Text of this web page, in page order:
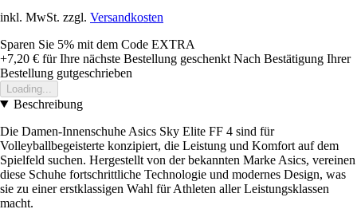
inkl. MwSt. zzgl. Versandkosten
Sparen Sie 5% mit dem Code EXTRA
+7,20 € für Ihre nächste Bestellung geschenkt Nach Bestätigung Ihrer
Bestellung gutgeschrieben
Loading...
Beschreibung
Die Damen-Innenschuhe Asics Sky Elite FF 4 sind für
Volleyballbegeisterte konzipiert, die Leistung und Komfort auf dem
Spielfeld suchen. Hergestellt von der bekannten Marke Asics, vereinen
diese Schuhe fortschrittliche Technologie und modernes Design, was
sie zu einer erstklassigen Wahl für Athleten aller Leistungsklassen
macht.